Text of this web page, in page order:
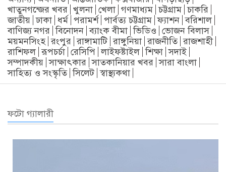
খাতুনগন্জের খবর খুলনা খেলা গণমাধ্যম চট্টগ্রাম চাকরি
জাতীয় ঢাকা ধর্ম পরামর্শ পার্বত্য চট্টগ্রাম ফ্যাশন বরিশাল
বাণিজ্য নগর বিনোদন ব্যাংক বীমা ভিডিও ভোজন বিলাস
ময়মনসিংহ রংপুর রাঙ্গামাটি রাঙ্গুনিয়া রাজনীতি রাজশাহী
রাশিফল রূপচর্চা রেসিপি লাইফষ্টাইল শিক্ষা সদাই
সম্পাদকীয় সাক্ষাৎকার সাতকানিয়ার খবর সারা বাংলা
সাহিত্য ও সংস্কৃতি সিলেট স্বাস্থ্যকথা
ফটো গ্যালারী